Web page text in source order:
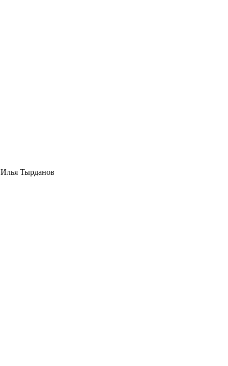
Илья Тырданов